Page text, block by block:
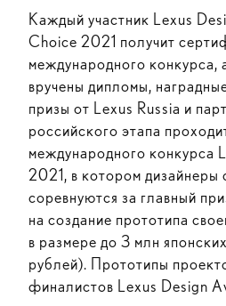
Каждый участник Lexus
Choice 2021 получит
международного конкурса,
вручены дипломы,
призы от Lexus Russia и
российского этапа
международного конкурса
2021, в котором дизайнеры
соревнуются за главный
на создание прототипа
в размере до 3 млн
рублей). Прототипы
финалистов Lexus Design